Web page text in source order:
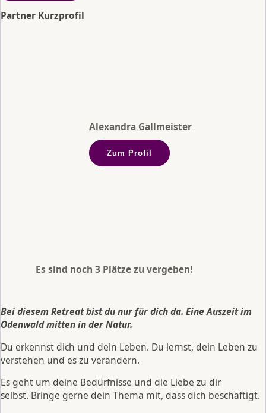
Partner Kurzprofil
Alexandra Gallmeister
Zum Profil
Es sind noch 3 Plätze zu vergeben!
Bei diesem Retreat bist du nur für dich da. Eine Auszeit im
Odenwald mitten in der Natur.
Du erkennst dich und dein Leben. Du lernst, dein Leben zu
verstehen und es zu verändern.
Es geht um deine Bedürfnisse und die Liebe zu dir
selbst. Bringe gerne dein Thema mit, dass dich beschäftigt.